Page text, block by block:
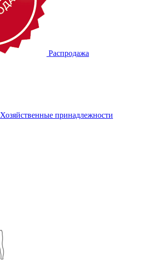
Распродажа
Хозяйственные принадлежности